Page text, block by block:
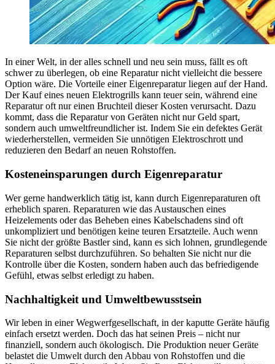
In einer Welt, in der alles schnell und neu sein muss, fällt es oft
schwer zu überlegen, ob eine Reparatur nicht vielleicht die bessere
Option wäre. Die Vorteile einer Eigenreparatur liegen auf der Hand.
Der Kauf eines neuen Elektrogrills kann teuer sein, während eine
Reparatur oft nur einen Bruchteil dieser Kosten verursacht. Dazu
kommt, dass die Reparatur von Geräten nicht nur Geld spart,
sondern auch umweltfreundlicher ist. Indem Sie ein defektes Gerät
wiederherstellen, vermeiden Sie unnötigen Elektroschrott und
reduzieren den Bedarf an neuen Rohstoffen.
Kosteneinsparungen durch Eigenreparatur
Wer gerne handwerklich tätig ist, kann durch Eigenreparaturen oft
erheblich sparen. Reparaturen wie das Austauschen eines
Heizelements oder das Beheben eines Kabelschadens sind oft
unkompliziert und benötigen keine teuren Ersatzteile. Auch wenn
Sie nicht der größte Bastler sind, kann es sich lohnen, grundlegende
Reparaturen selbst durchzuführen. So behalten Sie nicht nur die
Kontrolle über die Kosten, sondern haben auch das befriedigende
Gefühl, etwas selbst erledigt zu haben.
Nachhaltigkeit und Umweltbewusstsein
Wir leben in einer Wegwerfgesellschaft, in der kaputte Geräte häufig
einfach ersetzt werden. Doch das hat seinen Preis – nicht nur
finanziell, sondern auch ökologisch. Die Produktion neuer Geräte
belastet die Umwelt durch den Abbau von Rohstoffen und die